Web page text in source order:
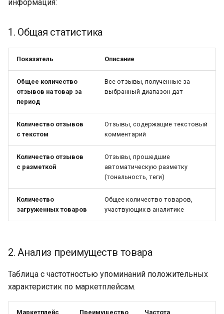
информация:
1. Общая статистика
Показатель Описание
Общее количество
отзывов на товар за
период
Все отзывы, полученные за
выбранный диапазон дат
Количество отзывов
с текстом
Отзывы, содержащие текстовый
комментарий
Количество отзывов
с разметкой
Отзывы, прошедшие
автоматическую разметку
(тональность, теги)
Количество
загруженных товаров
Общее количество товаров,
участвующих в аналитике
2. Анализ преимуществ товара
Таблица с частотностью упоминаний положительных
характеристик по маркетплейсам.
Маркетплейс Преимущество
Частота